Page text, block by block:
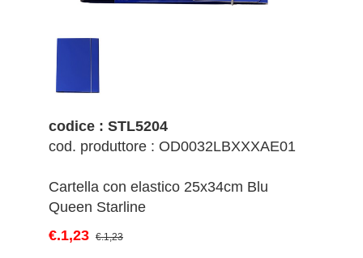
codice : STL5204
cod. produttore : OD0032LBXXXAE01
Cartella con elastico 25x34cm Blu
Queen Starline
€.1,23 €.1,23